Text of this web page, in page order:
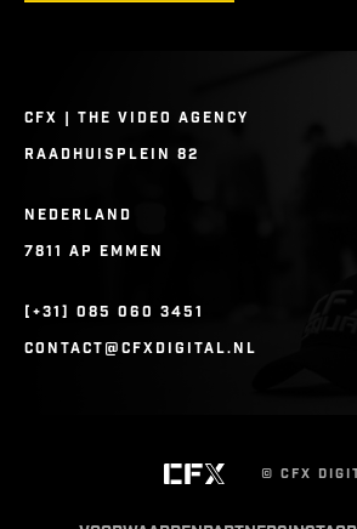
CFX | THE VIDEO AGENCY
RAADHUISPLEIN 82
NEDERLAND
7811 AP EMMEN
[+31] 085 060 3451
CONTACT@CFXDIGITAL.NL
© CFX